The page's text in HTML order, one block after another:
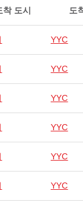
착 도시 도
YYC
YYC
YYC
YYC
YYC
YYC